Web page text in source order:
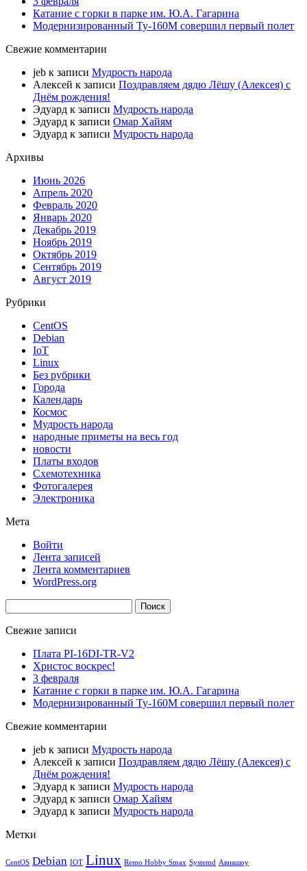
Катание с горки в парке им. Ю.А. Гагарина
Модернизированный Ту-160М совершил первый полет
Свежие комментарии
jeb к записи Мудрость народа
Алексей к записи Поздравляем дядю Лёшу (Алексея) с
Днём рождения!
Эдуард к записи Мудрость народа
Эдуард к записи Омар Хайям
Эдуард к записи Мудрость народа
Архивы
Июнь 2026
Апрель 2020
Февраль 2020
Январь 2020
Декабрь 2019
Ноябрь 2019
Октябрь 2019
Сентябрь 2019
Август 2019
Рубрики
CentOS
Debian
IoT
Linux
Без рубрики
Города
Календарь
Космос
Мудрость народа
народные приметы на весь год
новости
Платы входов
Схемотехника
Фотогалерея
Электроника
Мета
Войти
Лента записей
Лента комментариев
WordPress.org
Свежие записи
Плата PI-16DI-TR-V2
Христос воскрес!
3 февраля
Катание с горки в парке им. Ю.А. Гагарина
Модернизированный Ту-160М совершил первый полет
Свежие комментарии
jeb к записи Мудрость народа
Алексей к записи Поздравляем дядю Лёшу (Алексея) с
Днём рождения!
Эдуард к записи Мудрость народа
Эдуард к записи Омар Хайям
Эдуард к записи Мудрость народа
Метки
CentOS Debian IOT Linux Remo Hobby Smax Systemd Авиашоу